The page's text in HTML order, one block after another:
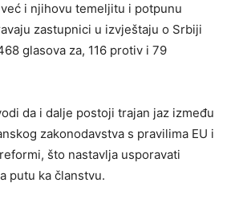
i njihovu temeljitu i potpunu
zastupnici u izvještaju o Srbiji
glasova za, 116 protiv i 79
da i dalje postoji trajan jaz između
zakonodavstva s pravilima EU i
što nastavlja usporavati
putu ka članstvu.